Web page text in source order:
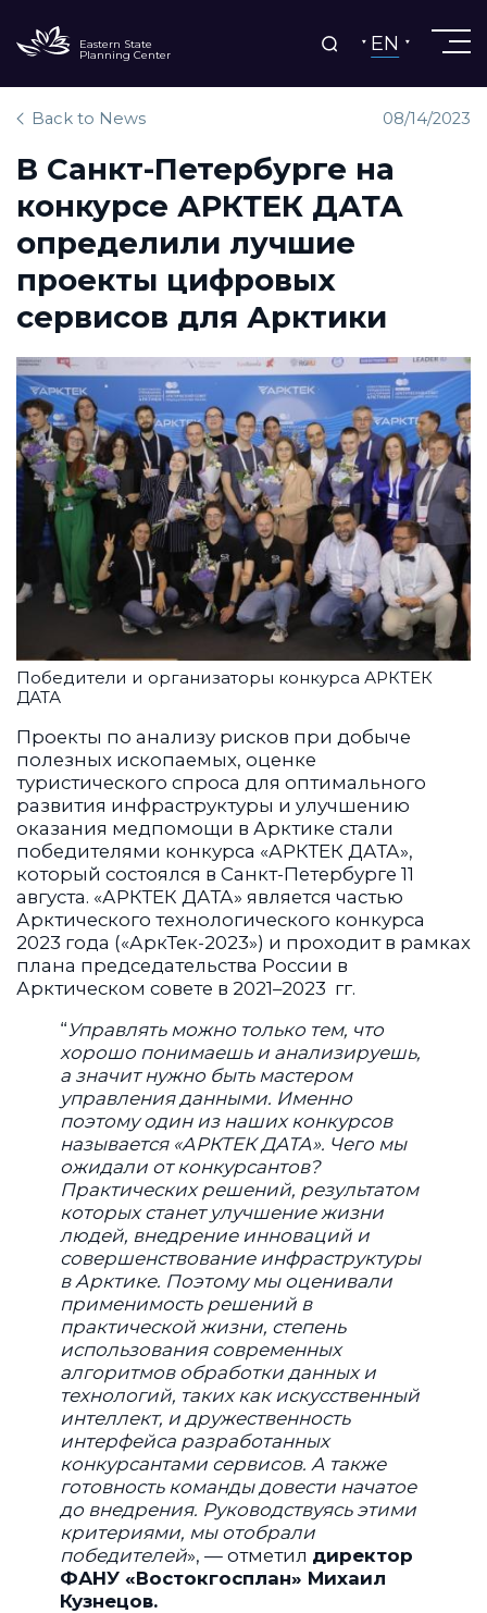
Eastern State
Planning Center EN
Back to News 08/14/2023
В Санкт-Петербурге на
конкурсе АРКТЕК ДАТА
определили лучшие
проекты цифровых
сервисов для Арктики
Победители и организаторы конкурса АРКТЕК
ДАТА
Проекты по анализу рисков при добыче
полезных ископаемых, оценке
туристического спроса для оптимального
развития инфраструктуры и улучшению
оказания медпомощи в Арктике стали
победителями конкурса «АРКТЕК ДАТА»,
который состоялся в Санкт-Петербурге 11
августа. «АРКТЕК ДАТА» является частью
Арктического технологического конкурса
2023 года («АркТек-2023») и проходит в рамках
плана председательства России в
Арктическом совете в 2021–2023 гг.
“ Управлять можно только тем, что
хорошо понимаешь и анализируешь,
а значит нужно быть мастером
управления данными. Именно
поэтому один из наших конкурсов
называется «АРКТЕК ДАТА». Чего мы
ожидали от конкурсантов?
Практических решений, результатом
которых станет улучшение жизни
людей, внедрение инноваций и
совершенствование инфраструктуры
в Арктике. Поэтому мы оценивали
применимость решений в
практической жизни, степень
использования современных
алгоритмов обработки данных и
технологий, таких как искусственный
интеллект, и дружественность
интерфейса разработанных
конкурсантами сервисов. А также
готовность команды довести начатое
до внедрения. Руководствуясь этими
критериями, мы отобрали
победителей», — отметил директор
ФАНУ «Востокгосплан» Михаил
Кузнецов.